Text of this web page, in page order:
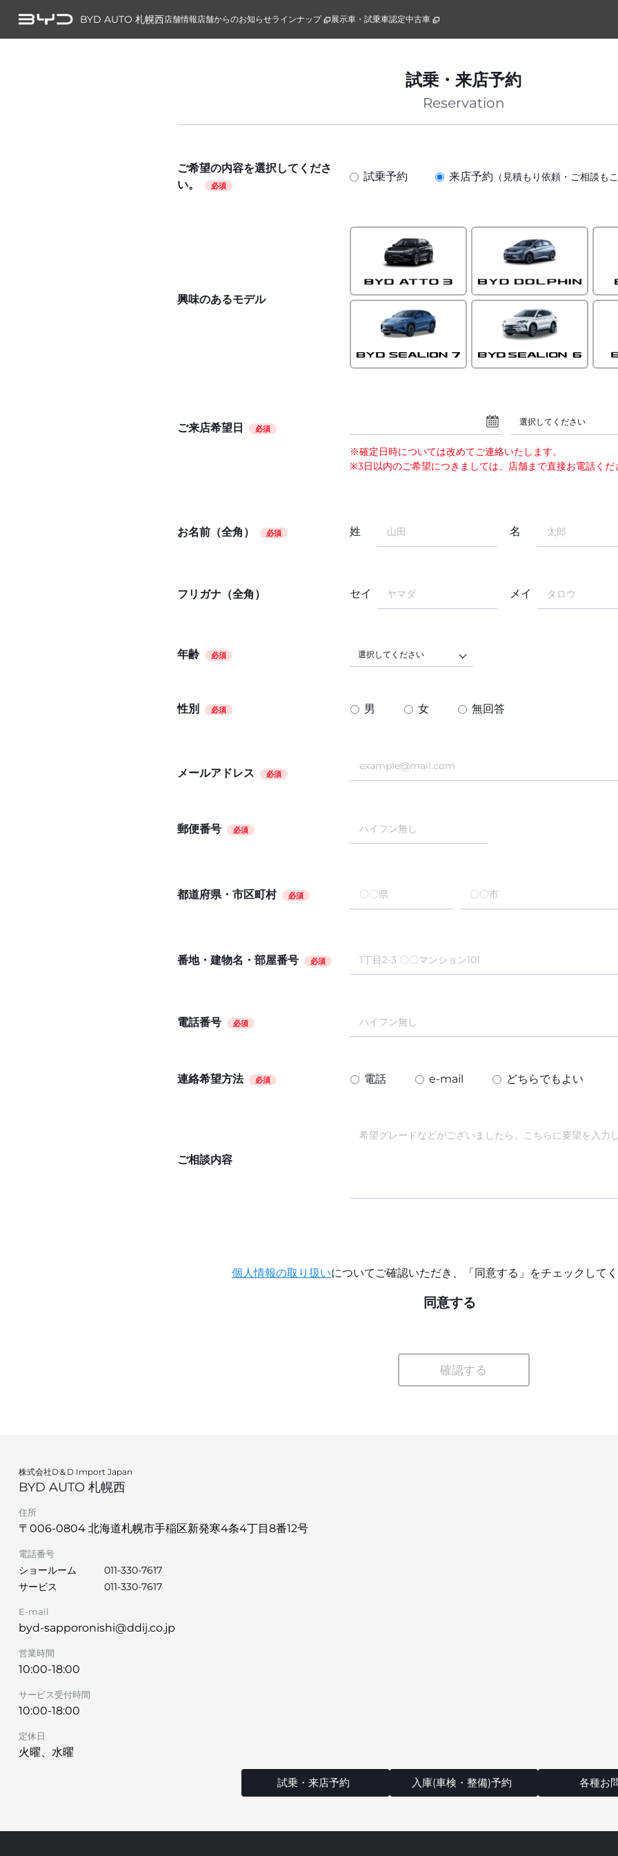
BYD AUTO 札幌西店舗情報店舗からのお知らせラインナップ 展示車・試乗車認定中古車
試乗・来店予約
Reservation
ご希望の内容を選択してくださ
い。
必須
試乗予約 来店予約 （見積もり依頼・ご相談も
興味のあるモデル
ご来店希望日 必須
選択してください
※確定日時については改めてご連絡いたします。
※3日以内のご希望につきましては、店舗まで直接お電話くだ
お名前（全角） 必須 姓 名
フリガナ（全角） セイ メイ
年齢 必須 選択してください
性別 必須 男 女 無回答
メールアドレス 必須
郵便番号 必須
都道府県・市区町村 必須
番地・建物名・部屋番号 必須
電話番号 必須
連絡希望方法 必須 電話 e-mail どちらでもよい
ご相談内容
個人情報の取り扱いについてご確認いただき、「同意する」をチェックして
同意する
確認する
株式会社D＆D Import Japan
BYD AUTO 札幌西
住所
〒006-0804 北海道札幌市手稲区新発寒4条4丁目8番12号
電話番号
ショールーム
011-330-7617
サービス
011-330-7617
E-mail
byd-sapporonishi@ddij.co.jp
営業時間
10:00-18:00
サービス受付時間
10:00-18:00
定休日
火曜、水曜
試乗・来店予約 入庫(車検・整備)予約 各種お